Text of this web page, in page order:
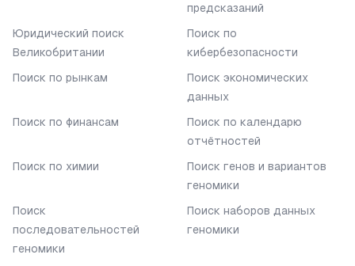
предсказаний
Юридический поиск
Великобритании
Поиск по
кибербезопасности
Поиск по рынкам
Поиск экономических
данных
Поиск по финансам
Поиск по календарю
отчётностей
Поиск по химии
Поиск генов и вариантов
геномики
Поиск
последовательностей
геномики
Поиск наборов данных
геномики